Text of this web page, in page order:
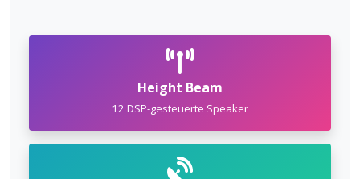
Height Beam
12 DSP-gesteuerte Speaker